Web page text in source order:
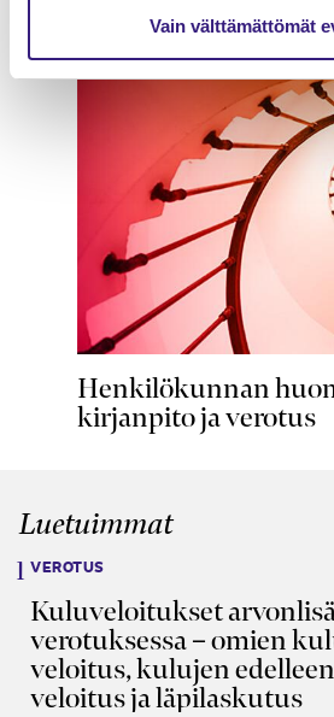
Vain välttämättömät
ARVONLISÄVERO
Henkilökunnan
kirjanpito ja verotus
Luetuimmat
VEROTUS
Kulu­veloitukset
verotuksessa – omien
veloitus, kulujen
veloitus ja läpi­laskutus